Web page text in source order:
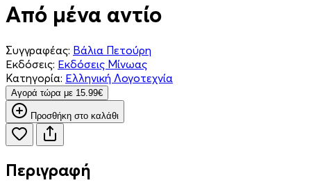
Από μένα αντίο
Συγγραφέας: Βάλια Πετούρη
Εκδόσεις: Εκδόσεις Μίνωας
Κατηγορία: Ελληνική Λογοτεχνία
Aγορά τώρα με 15.99€
Προσθήκη στο καλάθι
Περιγραφή